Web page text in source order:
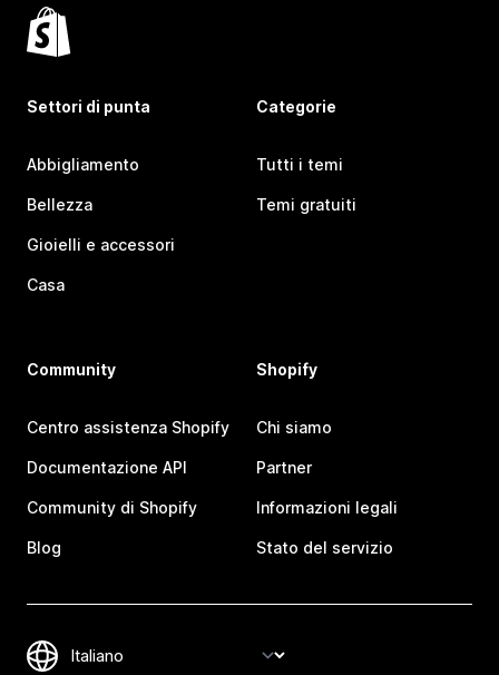
Settori di punta
Abbigliamento
Bellezza
Gioielli e accessori
Casa
Categorie
Tutti i temi
Temi gratuiti
Community
Centro assistenza Shopify
Documentazione API
Community di Shopify
Blog
Shopify
Chi siamo
Partner
Informazioni legali
Stato del servizio